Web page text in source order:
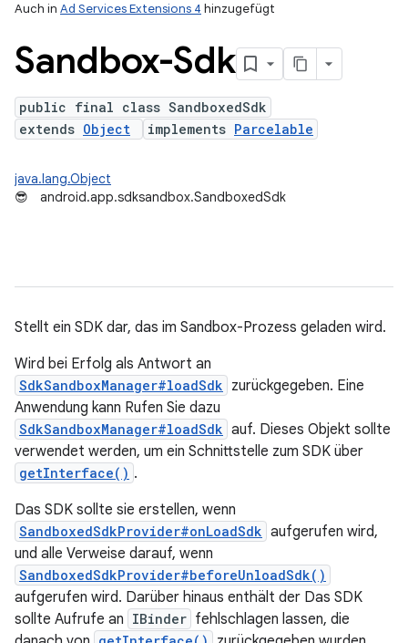
Auch in Ad Services Extensions 4 hinzugefügt
Sandbox-Sdk
public final class SandboxedSdk
extends Object implements Parcelable
java.lang.Object
😎
android.app.sdksandbox.SandboxedSdk
Stellt ein SDK dar, das im Sandbox-Prozess geladen wird.
Wird bei Erfolg als Antwort an
SdkSandboxManager#loadSdk zurückgegeben. Eine
Anwendung kann Rufen Sie dazu
SdkSandboxManager#loadSdk auf. Dieses Objekt sollte
verwendet werden, um ein Schnittstelle zum SDK über
getInterface() .
Das SDK sollte sie erstellen, wenn
SandboxedSdkProvider#onLoadSdk aufgerufen wird,
und alle Verweise darauf, wenn
SandboxedSdkProvider#beforeUnloadSdk()
aufgerufen wird. Darüber hinaus enthält der Das SDK
sollte Aufrufe an IBinder fehlschlagen lassen, die